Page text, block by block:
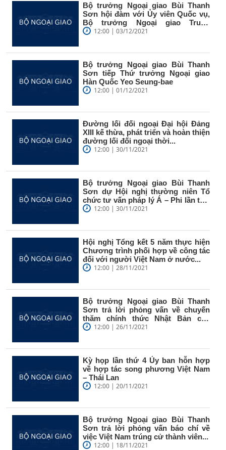
Bộ trưởng Ngoại giao Bùi Thanh
Sơn hội đàm với Ủy viên Quốc vụ,
Bộ trưởng Ngoại giao Trung
Quốc...12:00 | 03/12/2021
Bộ trưởng Ngoại giao Bùi Thanh
Sơn tiếp Thứ trưởng Ngoại giao
Hàn Quốc Yeo Seung-bae
12:00 | 01/12/2021
Đường lối đối ngoại Đại hội Đảng
XIII kế thừa, phát triển và hoàn thiện
đường lối đối ngoại thời...
12:00 | 30/11/2021
Bộ trưởng Ngoại giao Bùi Thanh
Sơn dự Hội nghị thường niên Tổ
chức tư vấn pháp lý Á – Phi lần thứ
59 12:00 | 30/11/2021
Hội nghị Tổng kết 5 năm thực hiện
Chương trình phối hợp về công tác
đối với người Việt Nam ở nước...
12:00 | 28/11/2021
Bộ trưởng Ngoại giao Bùi Thanh
Sơn trả lời phỏng vấn về chuyến
thăm chính thức Nhật Bản của
Thủ...12:00 | 26/11/2021
Kỳ họp lần thứ 4 Ủy ban hỗn hợp
về hợp tác song phương Việt Nam
– Thái Lan
12:00 | 20/11/2021
Bộ trưởng Ngoại giao Bùi Thanh
Sơn trả lời phỏng vấn báo chí về
việc Việt Nam trúng cử thành viên...
12:00 | 18/11/2021